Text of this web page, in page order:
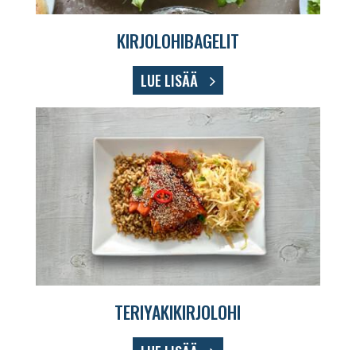
KIRJOLOHIBAGELIT
LUE LISÄÄ
TERIYAKIKIRJOLOHI